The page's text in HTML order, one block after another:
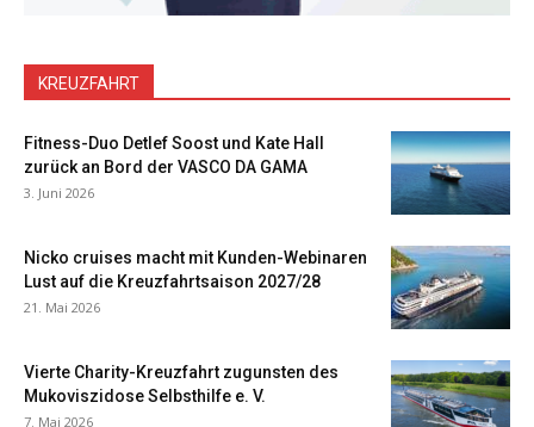
KREUZFAHRT
Fitness-Duo Detlef Soost und Kate Hall
zurück an Bord der VASCO DA GAMA
3. Juni 2026
Nicko cruises macht mit Kunden-Webinaren
Lust auf die Kreuzfahrtsaison 2027/28
21. Mai 2026
Vierte Charity-Kreuzfahrt zugunsten des
Mukoviszidose Selbsthilfe e. V.
7. Mai 2026